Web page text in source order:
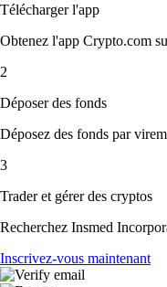
Télécharger l'app
Obtenez l'app Crypto.com
2
Déposer des fonds
Déposez des fonds par
3
Trader et gérer des cryptos
Recherchez Insmed
Inscrivez-vous maintenant